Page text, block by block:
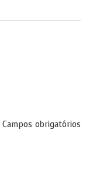
Campos obrigatórios